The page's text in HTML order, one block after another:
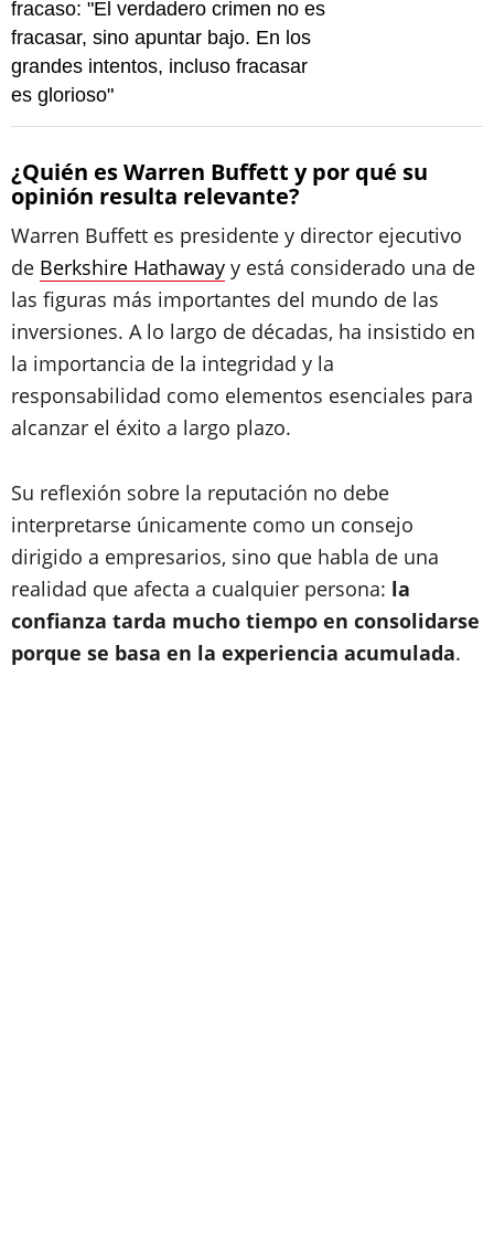
fracaso: "El verdadero crimen no es
fracasar, sino apuntar bajo. En los
grandes intentos, incluso fracasar
es glorioso"
¿Quién es Warren Buffett y por qué su
opinión resulta relevante?
Warren Buffett es presidente y director ejecutivo
de Berkshire Hathaway y está considerado una de
las figuras más importantes del mundo de las
inversiones. A lo largo de décadas, ha insistido en
la importancia de la integridad y la
responsabilidad como elementos esenciales para
alcanzar el éxito a largo plazo.
Su reflexión sobre la reputación no debe
interpretarse únicamente como un consejo
dirigido a empresarios, sino que habla de una
realidad que afecta a cualquier persona: la
confianza tarda mucho tiempo en consolidarse
porque se basa en la experiencia acumulada.